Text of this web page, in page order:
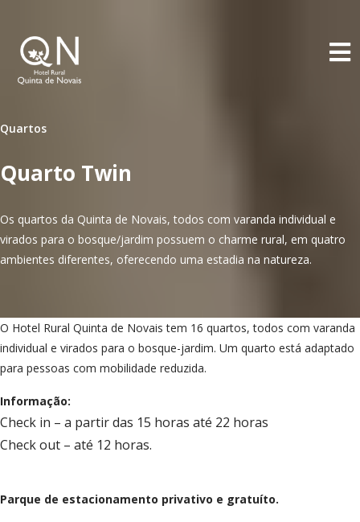
Quartos
Quarto Twin
Os quartos da Quinta de Novais, todos com varanda individual e
virados para o bosque/jardim possuem o charme rural, em quatro
ambientes diferentes, oferecendo uma estadia na natureza.
O Hotel Rural Quinta de Novais tem 16 quartos, todos com varanda
individual e virados para o bosque-jardim. Um quarto está adaptado
para pessoas com mobilidade reduzida.
Informação:
Check in – a partir das 15 horas até 22 horas
Check out – até 12 horas.
Parque de estacionamento privativo e gratuíto.